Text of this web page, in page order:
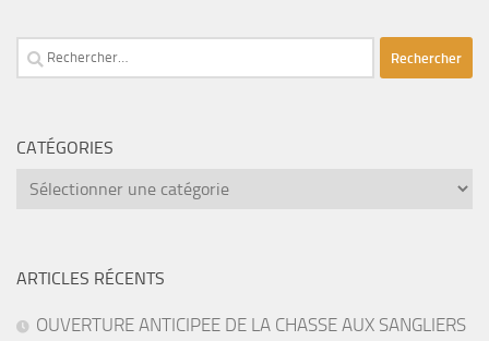
Rechercher :
CATÉGORIES
catégories
ARTICLES RÉCENTS
OUVERTURE ANTICIPEE DE LA CHASSE AUX SANGLIERS